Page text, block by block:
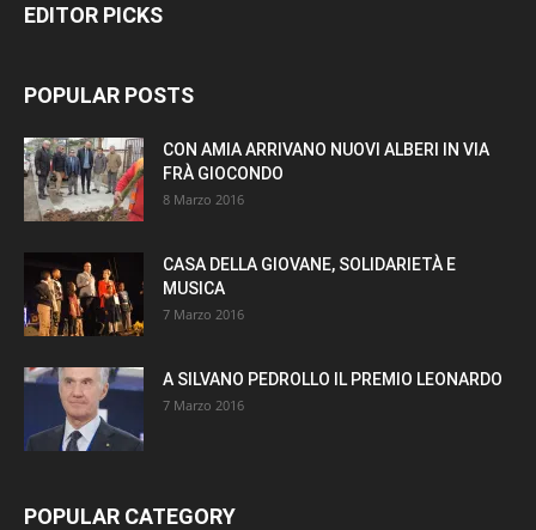
EDITOR PICKS
POPULAR POSTS
CON AMIA ARRIVANO NUOVI ALBERI IN VIA
FRÀ GIOCONDO
8 Marzo 2016
CASA DELLA GIOVANE, SOLIDARIETÀ E
MUSICA
7 Marzo 2016
A SILVANO PEDROLLO IL PREMIO LEONARDO
7 Marzo 2016
POPULAR CATEGORY